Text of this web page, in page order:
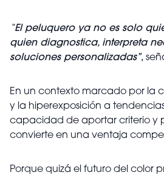
“El peluquero ya no es solo
quien diagnostica, interpreta
soluciones personalizadas”,
En un contexto marcado por la
y la hiperexposición a
capacidad de aportar criterio y
convierte en una ventaja
Porque quizá el futuro del color